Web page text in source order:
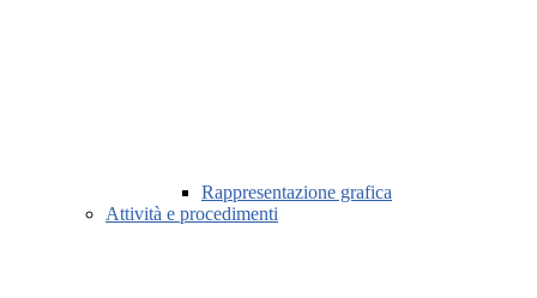
Rappresentazione grafica
Attività e procedimenti